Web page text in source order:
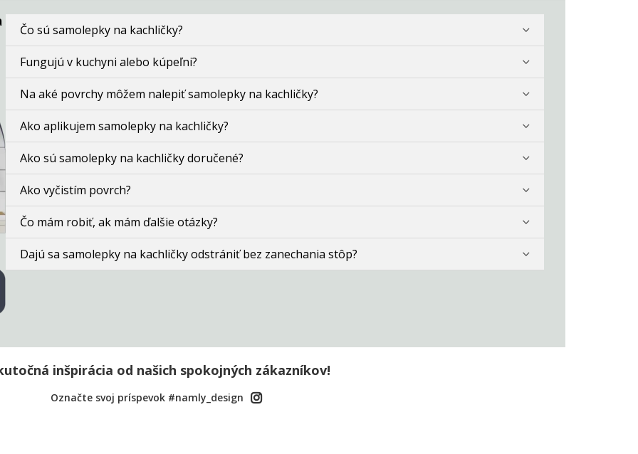
Čo sú samolepky na kachličky?
Fungujú v kuchyni alebo kúpeľni?
Na aké povrchy môžem nalepiť samolepky na kachličky?
Ako aplikujem samolepky na kachličky?
Ako sú samolepky na kachličky doručené?
Ako vyčistím povrch?
Čo mám robiť, ak mám ďalšie otázky?
Dajú sa samolepky na kachličky odstrániť bez zanechania stôp?
inšpirácia od našich spokojných zákazníkov!
Označte svoj príspevok #namly_design